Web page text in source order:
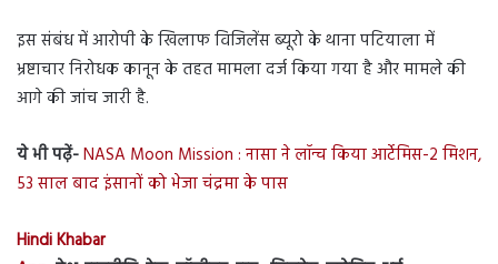
इस संबंध में आरोपी के खिलाफ विजिलेंस ब्यूरो के थाना पटियाला में
भ्रष्टाचार निरोधक कानून के तहत मामला दर्ज किया गया है और मामले की
आगे की जांच जारी है.
ये भी पढ़ें-NASA Moon Mission : नासा ने लॉन्च किया आर्टेमिस-2 मिशन,
53 साल बाद इंसानों को भेजा चंद्रमा के पास
Hindi Khabar